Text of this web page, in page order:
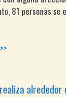
81 personas se